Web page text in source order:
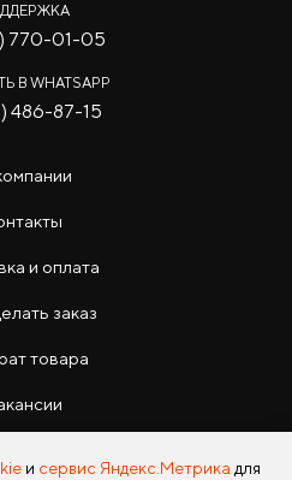
770-01-05
В WHATSAPP
486-87-15
и оплата
заказ
товара
и сервис Яндекс.Метрика для